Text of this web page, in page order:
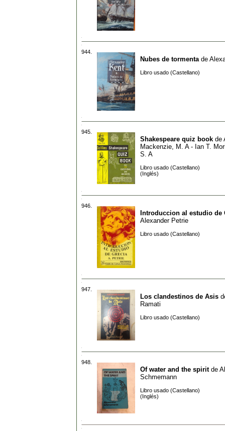
944.
Nubes de tormenta de
Libro usado (Castellano)
945.
Shakespeare quiz book de
Mackenzie, M. A - Ian T.
S. A
Libro usado (Castellano)
(Inglés)
946.
Introduccion al estudio de
Alexander Petrie
Libro usado (Castellano)
947.
Los clandestinos de Asis
Ramati
Libro usado (Castellano)
948.
Of water and the spiritde
Schmemann
Libro usado (Castellano)
(Inglés)